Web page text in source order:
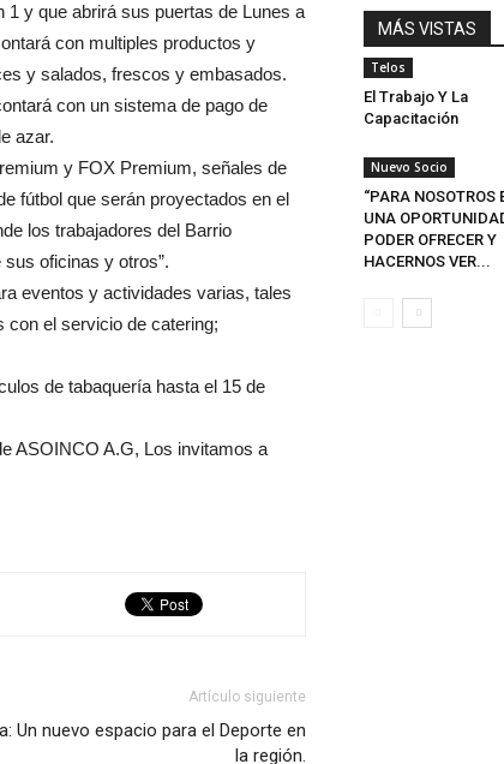
1 y que abrirá sus puertas de Lunes a
con multiples productos y
y salados, frescos y embasados.
con un sistema de pago de
azar.
y FOX Premium, señales de
fútbol que serán proyectados en el
los trabajadores del Barrio
oficinas y otros”.
eventos y actividades varias, tales
el servicio de catering;
de tabaquería hasta el 15 de
ASOINCO A.G, Los invitamos a
Artículo siguiente
Un nuevo espacio para el Deporte en
la región.
MÁS VISTAS
Telos
El Trabajo Y La
Capacitación
Nuevo Socio
“PARA NOSOTROS
UNA
PODER OFRECER Y
HACERNOS VER...